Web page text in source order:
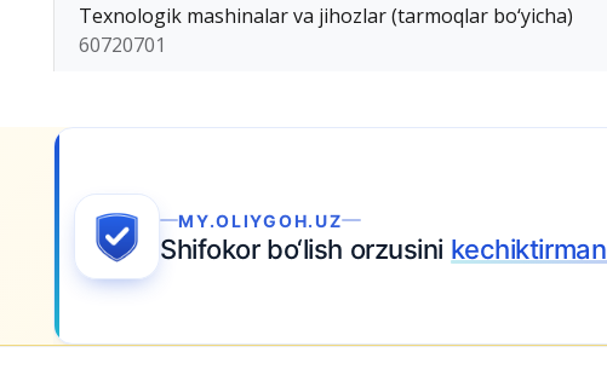
Texnologik mashinalar va jihozlar (tarmoqlar bo‘yicha)
60720701
— My.Oliygoh.uz orqali qabulga hujjat topshiring.